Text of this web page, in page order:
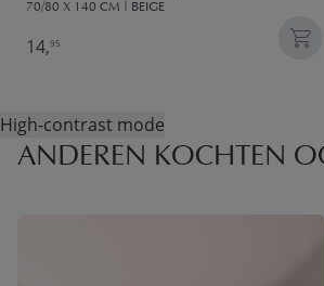
70/80 X 140 CM | BEIGE
14,95
High-contrast mode
ANDEREN KOCHTEN